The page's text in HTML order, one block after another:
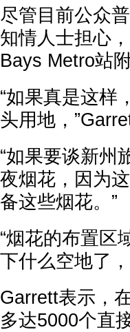
尽管目前公众
知情人士担心
Bays Metro站
“如果真是这样
头用地，
“如果要谈新州
夜烟花，因为
备这些烟花。”
“烟花的布置区
下什么空地了
Garrett表示，
多达5000个直